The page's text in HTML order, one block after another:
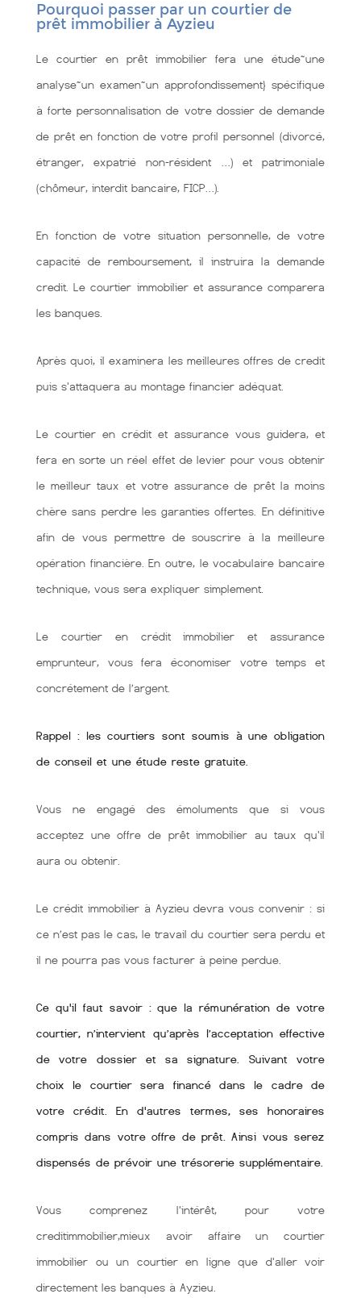
Pourquoi passer par un courtier de
prêt immobilier à Ayzieu
Le courtier en prêt immobilier fera une étude~une
analyse~un examen~un approfondissement} spécifique
à forte personnalisation de votre dossier de demande
de prêt en fonction de votre profil personnel (divorcé,
étranger, expatrié non-résident …) et patrimoniale
(chômeur, interdit bancaire, FICP…).
En fonction de votre situation personnelle, de votre
capacité de remboursement, il instruira la demande
credit. Le courtier immobilier et assurance comparera
les banques.
Après quoi, il examinera les meilleures offres de credit
puis s'attaquera au montage financier adéquat.
Le courtier en crédit et assurance vous guidera, et
fera en sorte un réel effet de levier pour vous obtenir
le meilleur taux et votre assurance de prêt la moins
chère sans perdre les garanties offertes. En définitive
afin de vous permettre de souscrire à la meilleure
opération financière. En outre, le vocabulaire bancaire
technique, vous sera expliquer simplement.
Le courtier en crédit immobilier et assurance
emprunteur, vous fera économiser votre temps et
concrétement de l’argent.
Rappel : les courtiers sont soumis à une obligation
de conseil et une étude reste gratuite.
Vous ne engagé des émoluments que si vous
acceptez une offre de prêt immobilier au taux qu'il
aura ou obtenir.
Le crédit immobilier à Ayzieu devra vous convenir : si
ce n’est pas le cas, le travail du courtier sera perdu et
il ne pourra pas vous facturer à peine perdue.
Ce qu'il faut savoir : que la rémunération de votre
courtier, n’intervient qu’après l’acceptation effective
de votre dossier et sa signature. Suivant votre
choix le courtier sera financé dans le cadre de
votre crédit. En d'autres termes, ses honoraires
compris dans votre offre de prêt. Ainsi vous serez
dispensés de prévoir une trésorerie supplémentaire.
Vous comprenez l'intérêt, pour votre
creditimmobilier,mieux avoir affaire un courtier
immobilier ou un courtier en ligne que d'aller voir
directement les banques à Ayzieu.